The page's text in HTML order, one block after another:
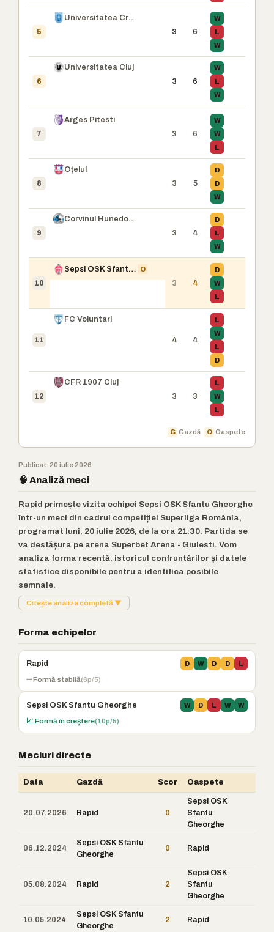
5
Universitatea Craiova
3
6
W
L
W
6
Universitatea Cluj
3
6
W
L
W
7
Arges Pitesti
3
6
W
W
L
8
Oţelul
3
5
D
D
W
9
Corvinul Hunedoara
3
4
D
L
W
10
Sepsi OSK Sfantu Gheorghe O
3 4
D
W
L
11
FC Voluntari
4 4
L
W
L
D
12
CFR 1907 Cluj
3
3
L
W
L
G Gazdă O Oaspete
Publicat: 20 iulie 2026
🧠 Analiză meci
Rapid primește vizita echipei Sepsi OSK Sfantu Gheorghe
într-un meci din cadrul competiției Superliga România,
programat luni, 20 iulie 2026, de la ora 21:30. Partida se
va desfășura pe arena Superbet Arena - Giulesti. Vom
analiza forma recentă, istoricul confruntărilor și datele
statistice disponibile pentru a identifica posibile
semnale.
Citește analiza completă ▼
Forma echipelor
Rapid D W D D L
➖ Formă stabilă(6p/5)
Sepsi OSK Sfantu Gheorghe W D L W W
📈 Formă în creștere(10p/5)
Meciuri directe
Data Gazdă Scor Oaspete
20.07.2026 Rapid 0
Sepsi OSK
Sfantu
Gheorghe
06.12.2024
Sepsi OSK Sfantu
Gheorghe
0 Rapid
05.08.2024 Rapid 2
Sepsi OSK
Sfantu
Gheorghe
10.05.2024
Sepsi OSK Sfantu
Gheorghe
2 Rapid